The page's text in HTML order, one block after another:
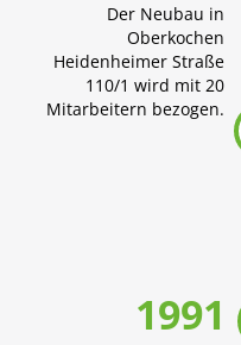
Der Neubau in
Oberkochen
Heidenheimer Straße
110/1 wird mit 20
Mitarbeitern bezogen.
1991